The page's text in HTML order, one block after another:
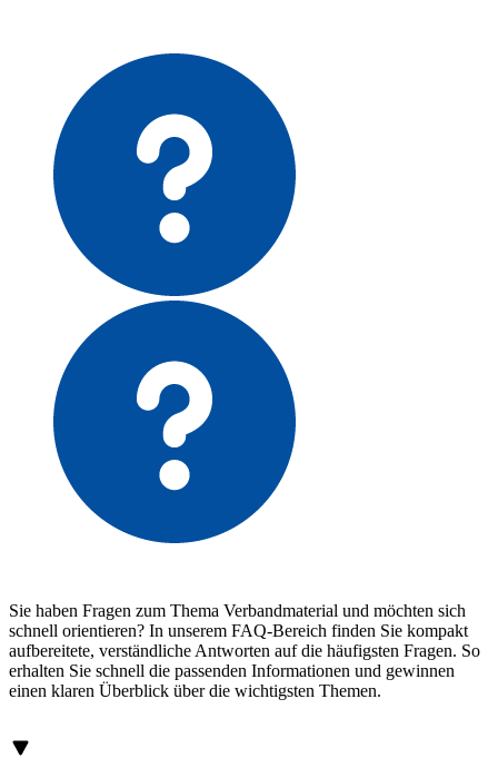
Sie haben Fragen zum Thema Verbandmaterial und möchten sich
schnell orientieren? In unserem FAQ-Bereich finden Sie kompakt
aufbereitete, verständliche Antworten auf die häufigsten Fragen. So
erhalten Sie schnell die passenden Informationen und gewinnen
einen klaren Überblick über die wichtigsten Themen.